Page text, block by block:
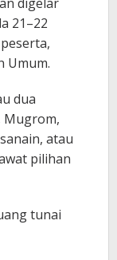
21–22
Umum.
dua
Mugrom,
atau
pilihan
tunai